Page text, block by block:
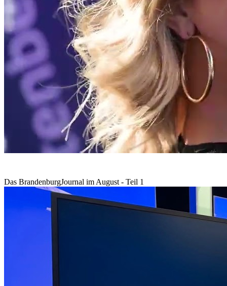
Das BrandenburgJournal im August - Teil 1